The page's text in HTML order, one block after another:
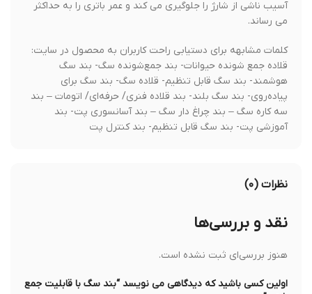
آسیب ناشی از شارژ را جلوگیری می کند و عمر باتری را به حداکثر
می رساند.
کلمات مشابهه برای دستیابی راحت کاربران به محصول در سایت:
قلاده جمع شونده حیوانات- بند جمع‌شونده سگ- بند سگ
هوشمند- بند سگ قابل تنظیم- قلاده سگ- بند سگ برای
پیاده‌روی- بند سگ بلند- بند قلاده فنری/ حرفه‌ای/ اتومات – بند
سه کاره سگ – بند چراغ دار سگ – بند آسانسوری پت- بند
آموزشی پت- بند سگ قابل تنظیم- بند کنترل پت
نظرات (۰)
نقد و بررسی‌ها
هنوز بررسی‌ای ثبت نشده است.
اولین کسی باشید که دیدگاهی می نویسد “بند سگ با قابلیت جمع